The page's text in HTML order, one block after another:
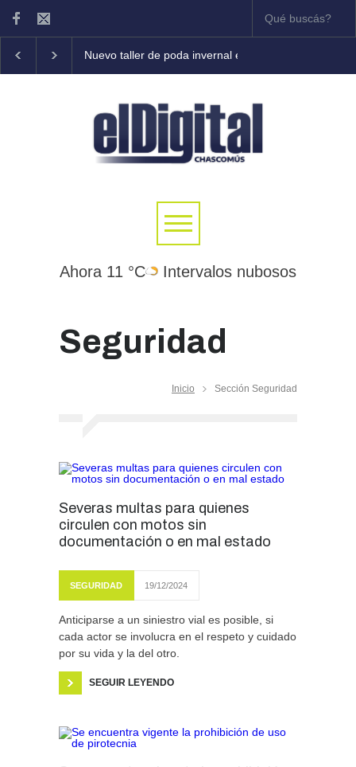
Nuevo taller de poda invernal en frutales
Ahora 11 °C Intervalos nubosos
Seguridad
Inicio Sección Seguridad
Severas multas para quienes
circulen con motos sin
documentación o en mal estado
SEGURIDAD 19/12/2024
Anticiparse a un siniestro vial es posible, si
cada actor se involucra en el respeto y cuidado
por su vida y la del otro.
SEGUIR LEYENDO